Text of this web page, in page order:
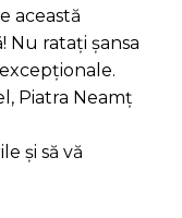
această
ratați șansa
Piatra Neamț
și să vă